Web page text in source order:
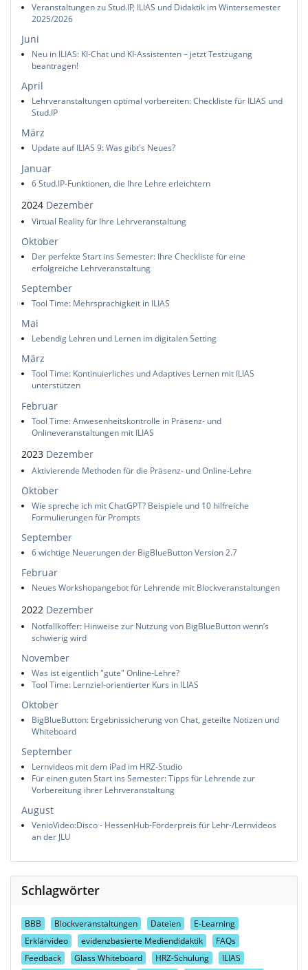
Veranstaltungen zu Stud.IP, ILIAS und Didaktik im Wintersemester
2025/2026
Juni
Neu in ILIAS: KI-Chat und KI-Assistenten – jetzt Testzugang
beantragen!
April
Lehrveranstaltungen optimal vorbereiten: Checkliste für ILIAS und
Stud.IP
März
Update auf ILIAS 9: Was gibt's Neues?
Januar
6 Stud.IP-Funktionen, die Ihre Lehre erleichtern
2024 Dezember
Virtual Reality für Ihre Lehrveranstaltung
Oktober
Der perfekte Start ins Semester: Ihre Checkliste für eine
erfolgreiche Lehrveranstaltung
September
Tool Time: Mehrsprachigkeit in ILIAS
Mai
Lebendig Lehren und Lernen im digitalen Setting
März
Tool Time: Kontinuierliches und Adaptives Lernen mit ILIAS
unterstützen
Februar
Tool Time: Anwesenheitskontrolle in Präsenz- und
Onlineveranstaltungen mit ILIAS
2023 Dezember
Aktivierende Methoden für die Präsenz- und Online-Lehre
Oktober
Wie spreche ich mit ChatGPT? Beispiele und 10 hilfreiche
Formulierungen für Prompts
September
6 wichtige Neuerungen der BigBlueButton Version 2.7
Februar
Neues Workshopangebot für Lehrende mit Blockveranstaltungen
2022 Dezember
Notfallkoffer: Hinweise zur Nutzung von BigBlueButton wenn’s
schwierig wird
November
Was ist eigentlich "gute" Online-Lehre?
Tool Time: Lernziel-orientierter Kurs in ILIAS
Oktober
BigBlueButton: Ergebnissicherung von Chat, geteilte Notizen und
Whiteboard
September
Lernvideos mit dem iPad im HRZ-Studio
Für einen guten Start ins Semester: Tipps für Lehrende zur
Vorbereitung ihrer Lehrveranstaltung
August
VenioVideo:Disco - HessenHub-Förderpreis für Lehr-/Lernvideos
an der JLU
Schlagwörter
BBB Blockveranstaltungen Dateien
E-Learning
Erklärvideo
evidenzbasierte Mediendidaktik
FAQs
Feedback
Glass Whiteboard HRZ-Schulung
ILIAS